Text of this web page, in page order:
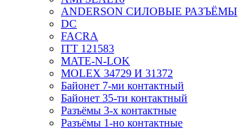
ANDERSON СИЛОВЫЕ РАЗЪЁМЫ
DC
FACRA
ITT 121583
MATE-N-LOK
MOLEX 34729 И 31372
Байонет 7-ми контактный
Байонет 35-ти контактный
Разъёмы 3-х контактные
Разъёмы 1-но контактные